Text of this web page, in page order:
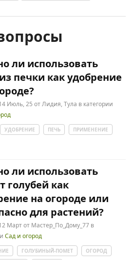
ли использовать
печки как удобрение
Июль, 25 отЛидия, Тула в категории
УДОБРЕНИЕ ПЕЧЬ
ПРИМЕНЕНИЕ
ли использовать
голубей как
на огороде или
для растений?
Март от Мастер_По_Дому_77 в
Сад и огород
ГОЛУБИНЫЙ-ПОМЕТ
ОГОРОД